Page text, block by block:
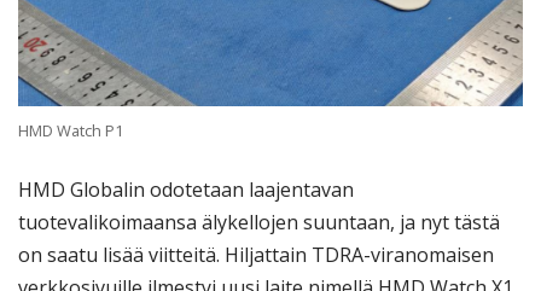
HMD Watch P1
HMD Globalin odotetaan laajentavan
tuotevalikoimaansa älykellojen suuntaan, ja nyt tästä
on saatu lisää viitteitä. Hiljattain TDRA-viranomaisen